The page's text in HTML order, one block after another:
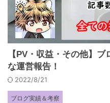
【PV・収益・その他】
な運営報告！
2022/8/21
ブログ実績＆考察